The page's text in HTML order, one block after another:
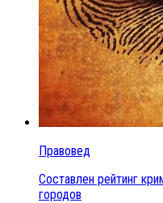
Правовед
Составлен рейтинг
городов